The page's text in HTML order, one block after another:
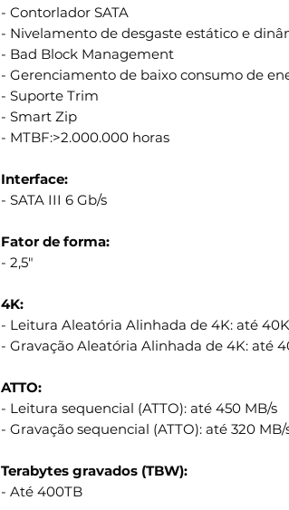
- Contorlador SATA
- Nivelamento de desgaste estático e
- Bad Block Management
- Gerenciamento de baixo consumo de
- Suporte Trim
- Smart Zip
- MTBF:>2.000.000 horas
Interface:
- SATA III 6 Gb/s
Fator de forma:
- 2,5"
4K:
- Leitura Aleatória Alinhada de 4K: até
- Gravação Aleatória Alinhada de 4K: até
ATTO:
- Leitura sequencial (ATTO): até 450 MB/s
- Gravação sequencial (ATTO): até 320 MB/
Terabytes gravados (TBW):
- Até 400TB